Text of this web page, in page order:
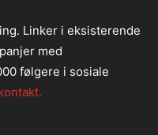
Linker i eksisterende
med
følgere i sosiale